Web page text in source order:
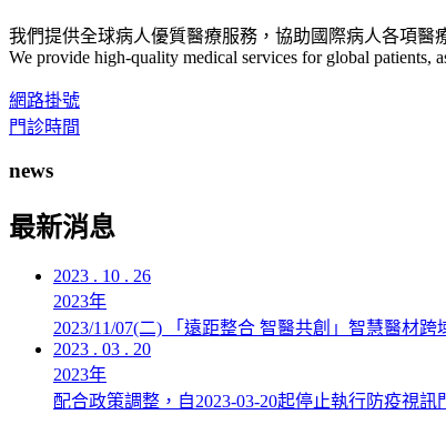
我們提供全球病人優質醫療服務，協助國際病人各項醫
We provide high-quality medical services for global patients,
網路掛號
門診時間
news
最新消息
2023 . 10 . 26
2023年
2023/11/07(二) 「遠距整合 智醫共創」智慧醫材
2023 . 03 . 20
2023年
配合政策調整，自2023-03-20起停止執行防疫視訊